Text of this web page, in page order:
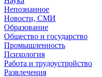
Непознанное
Новости, СМИ
Образование
Общество и государство
Промышленность
Психология
Работа и трудоустройство
Развлечения